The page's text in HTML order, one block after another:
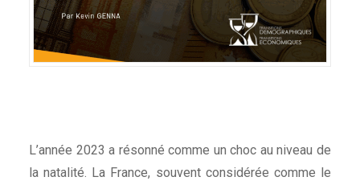
L’année 2023 a résonné comme un choc au niveau de
la natalité. La France, souvent considérée comme le